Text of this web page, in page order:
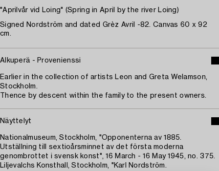
"Aprilvår vid Loing" (Spring in April by the river Loing)
Signed Nordström and dated Grèz Avril -82. Canvas 60 x 92
cm.
Alkuperä - Provenienssi
Earlier in the collection of artists Leon and Greta Welamson,
Stockholm.
Thence by descent within the family to the present owners.
Näyttelyt
Nationalmuseum, Stockholm, "Opponenterna av 1885.
Utställning till sextioårsminnet av det första moderna
genombrottet i svensk konst", 16 March - 16 May 1945, no. 375.
Liljevalchs Konsthall, Stockholm, "Karl Nordström.